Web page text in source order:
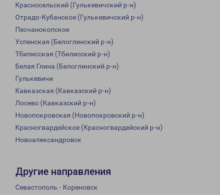
Красносельский (Гулькевичский р-н)
Отрадо-Кубанское (Гулькевичский р-н)
Песчанокопское
Успенская (Белоглинский р-н)
Тбилисская (Тбилисский р-н)
Белая Глина (Белоглинский р-н)
Гулькевичи
Кавказская (Кавказский р-н)
Лосево (Кавказский р-н)
Новопокровская (Новопокровский р-н)
Красногвардейское (Красногвардейский р-н)
Новоалександровск
Другие направления
Севастополь - Кореновск